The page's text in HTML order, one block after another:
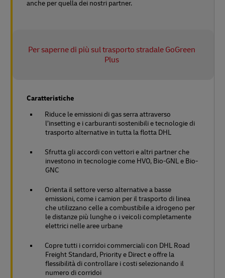
anche per quella dei nostri partner.
Per saperne di più sul trasporto stradale GoGreen
Plus
Caratteristiche
Riduce le emissioni di gas serra attraverso
l’insetting e i carburanti sostenibili e tecnologie di
trasporto alternative in tutta la flotta DHL
Sfrutta gli accordi con vettori e altri partner che
investono in tecnologie come HVO, Bio-GNL e Bio-
GNC
Orienta il settore verso alternative a basse
emissioni, come i camion per il trasporto di linea
che utilizzano celle a combustibile a idrogeno per
le distanze più lunghe o i veicoli completamente
elettrici nelle aree urbane
Copre tutti i corridoi commerciali con DHL Road
Freight Standard, Priority e Direct e offre la
flessibilità di controllare i costi selezionando il
numero di corridoi